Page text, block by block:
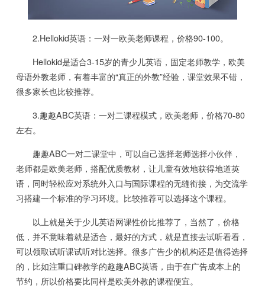
2.Hellokid英语：一对一欧美老师课程，价格90-100。
Hellokid是适合3-15岁的青少儿英语，固定老师教学，欧美
母语外教老师，有着丰富的“真正的外教”经验，课堂效果不错，
很多家长也比较推荐。
3.趣趣ABC英语：一对二课程模式，欧美老师，价格70-80
左右。
趣趣ABC一对二课堂中，可以自己选择老师选择小伙伴，
老师都是欧美老师，搭配优质教材，让儿童有效地获得地道英
语，同时轻松应对系统外入口与国际课程的无缝衔接，为交流学
习搭建一个标准的学习环境。比较推荐可以选择这个课程。
以上就是关于少儿英语网课性价比推荐了，当然了，价格
低，并不意味着就是适合，最好的方式，就是直接去试听看看，
可以领取试听课试听对比选择。很多广告少的机构还是值得选择
的，比如注重口碑教学的趣趣ABC英语，由于在广告成本上的
节约，所以价格要比同样是欧美外教的课程便宜。